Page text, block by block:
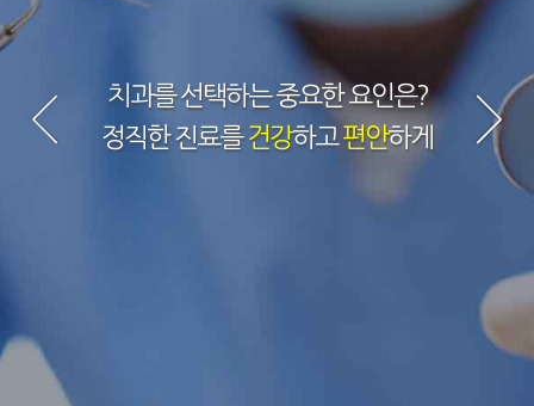
치과를 선택하는 중요한 요인은?
정직한 진료를건강하고편안하게